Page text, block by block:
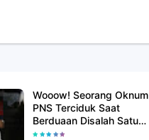
Wooow! Seorang Oknum
PNS Terciduk Saat
Berduaan Disalah Satu
Kamar Hotel Salatiga